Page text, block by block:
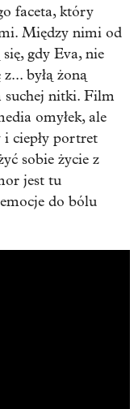
faceta, który
Między nimi od
gdy Eva, nie
byłą żoną
suchej nitki. Film
omyłek, ale
ciepły portret
sobie życie z
jest tu
do bólu